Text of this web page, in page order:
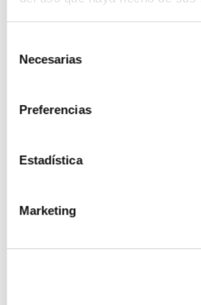
Necesarias
Preferencias
Estadística
Marketing
LI-PER-TUTTO-BAÑO Y DUCHA
26,85€